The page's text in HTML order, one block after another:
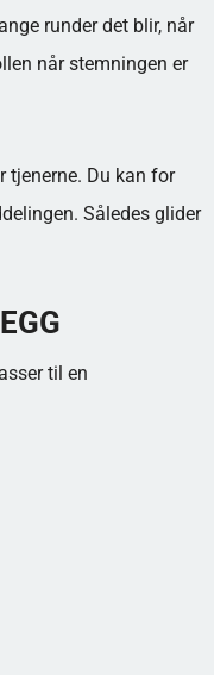
runder det blir, når
når stemningen er
tjenerne. Du kan for
Således glider
til en